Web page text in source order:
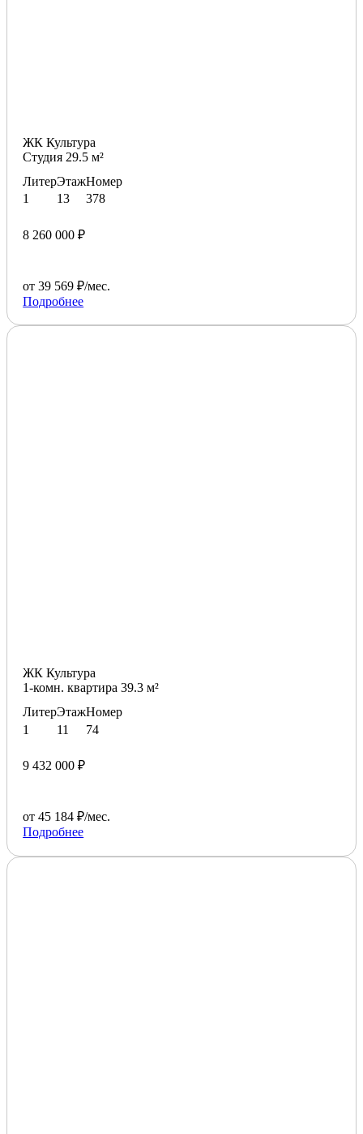
ЖК Культура
Студия 29.5 м²
Литер
1
Этаж
13
Номер
378
8 260 000 ₽
от 39 569 ₽/мес.
Подробнее
ЖК Культура
1-комн. квартира 39.3 м²
Литер
1
Этаж
11
Номер
74
9 432 000 ₽
от 45 184 ₽/мес.
Подробнее